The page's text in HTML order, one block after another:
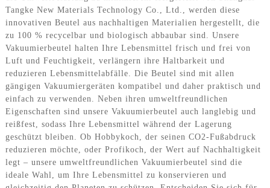
Tangke New Materials Technology Co., Ltd., werden diese
innovativen Beutel aus nachhaltigen Materialien hergestellt, die
zu 100 % recycelbar und biologisch abbaubar sind. Unsere
Vakuumierbeutel halten Ihre Lebensmittel frisch und frei von
Luft und Feuchtigkeit, verlängern ihre Haltbarkeit und
reduzieren Lebensmittelabfälle. Die Beutel sind mit allen
gängigen Vakuumiergeräten kompatibel und daher praktisch und
einfach zu verwenden. Neben ihren umweltfreundlichen
Eigenschaften sind unsere Vakuumierbeutel auch langlebig und
reißfest, sodass Ihre Lebensmittel während der Lagerung
geschützt bleiben. Ob Hobbykoch, der seinen CO2-Fußabdruck
reduzieren möchte, oder Profikoch, der Wert auf Nachhaltigkeit
legt – unsere umweltfreundlichen Vakuumierbeutel sind die
ideale Wahl, um Ihre Lebensmittel zu konservieren und